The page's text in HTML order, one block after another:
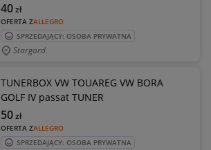
OFERTA ZALLEGRO
40zł
SPRZEDAJĄCY: OSOBA PRYWATNA
Stargard
TUNERBOX VW TOUAREG VW BORA
GOLF IV passat TUNER
OFERTA ZALLEGRO
50zł
SPRZEDAJĄCY: OSOBA PRYWATNA